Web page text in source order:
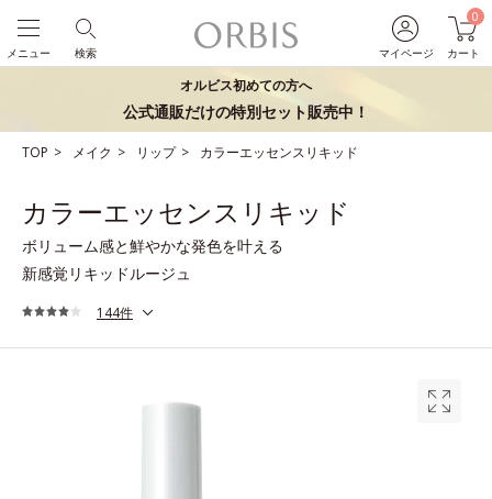
マイページ
0
カート
検索
メニュー
オルビス初めての方へ
公式通販だけの特別セット販売中！
TOP メイク リップ カラーエッセンスリキッド
カラーエッセンスリキッド
ボリューム感と鮮やかな発色を叶える
新感覚リキッドルージュ
144件